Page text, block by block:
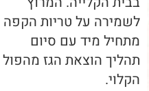
לשמירה על טריות הקפה
מתחיל מיד עם סיום
תהליך הוצאת הגז מהפול
הקלוי.